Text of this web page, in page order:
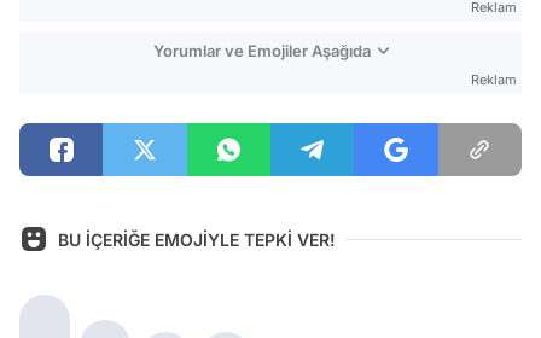
Reklam
Yorumlar ve Emojiler Aşağıda
Reklam
BU İÇERİĞE EMOJİYLE TEPKİ VER!